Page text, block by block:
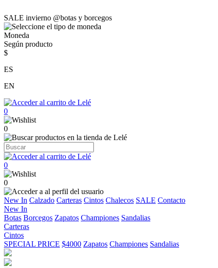
SALE invierno @botas y borcegos
Moneda
Según producto
$
ES
EN
0
0
0
0
New In Calzado Carteras Cintos Chalecos SALE Contacto
New In
Botas Borcegos Zapatos Championes Sandalias
Carteras
Cintos
SPECIAL PRICE $4000 Zapatos Championes Sandalias